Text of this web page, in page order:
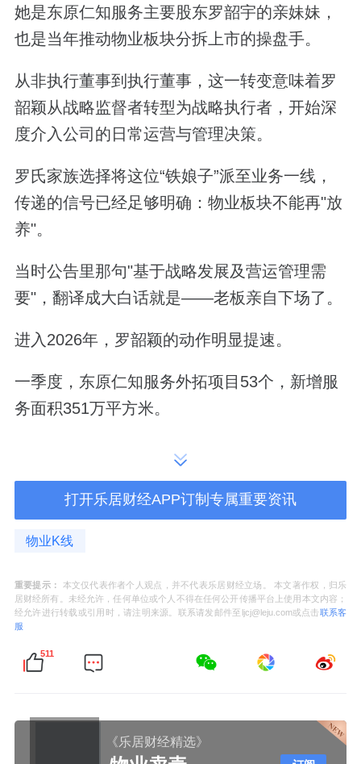
她是东原仁知服务主要股东罗韶宇的亲妹妹，
也是当年推动物业板块分拆上市的操盘手。
从非执行董事到执行董事，这一转变意味着罗
韶颖从战略监督者转型为战略执行者，开始深
度介入公司的日常运营与管理决策。
罗氏家族选择将这位“铁娘子”派至业务一线，
传递的信号已经足够明确：物业板块不能再"放
养"。
当时公告里那句"基于战略发展及营运管理需
要"，翻译成大白话就是——老板亲自下场了。
进入2026年，罗韶颖的动作明显提速。
一季度，东原仁知服务外拓项目53个，新增服
务面积351万平方米。
京东物流
基地、乌海焦化蒙西煤矿等项目。
业态从住宅延伸到物流园、医院、产业园、办
公楼，战略方向清晰可见——从“管小区”转向
更引人注目的是出海布局。
2026年5月15日，东原仁知在印度尼西亚雅加
South Quarter Office落地。
打开乐居财经APP订制专属重要资讯
物业K线
重要提示：
本文仅代表作者个人观点，并不代表乐居财经立场。 本文著作权，归乐
居财经所有。未经允许，任何单位或个人不得在任何公开传播平台上使用本文内容；
经允许进行转载或引用时，请注明来源。联系请发邮件至ljcj@leju.com或点击联系客
服
511
《乐居财经精选》